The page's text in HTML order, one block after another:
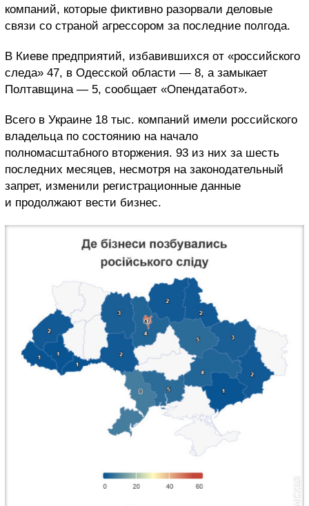
компаний, которые фиктивно разорвали деловые
связи со страной агрессором за последние полгода.
В Киеве предприятий, избавившихся от «российского
следа» 47, в Одесской области — 8, а замыкает
Полтавщина — 5, сообщает «Опендатабот».
Всего в Украине 18 тыс. компаний имели российского
владельца по состоянию на начало
полномасштабного вторжения. 93 из них за шесть
последних месяцев, несмотря на законодательный
запрет, изменили регистрационные данные
и продолжают вести бизнес.